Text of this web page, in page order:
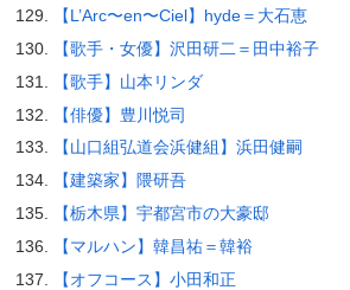
【L’Arc〜en〜Ciel】hyde＝大石恵
【歌手・女優】沢田研二＝田中裕子
【歌手】山本リンダ
【俳優】豊川悦司
【山口組弘道会浜健組】浜田健嗣
【建築家】隈研吾
【栃木県】宇都宮市の大豪邸
【マルハン】韓昌祐＝韓裕
【オフコース】小田和正